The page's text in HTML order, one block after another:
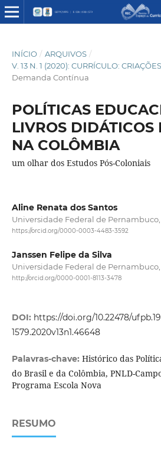
INÍCIO / ARQUIVOS /
V. 13 N. 1 (2020): CURRÍCULO:
Demanda Contínua
POLÍTICAS
LIVROS DIDÁTICOS
NA COLÔMBIA
um olhar dos Estudos Pós-Coloniais
Aline Renata dos Santos
Universidade Federal de Pernambuco,
https://orcid.org/0000-0003-4483-3592
Janssen Felipe da Silva
Universidade Federal de Pernambuco,
http://orcid.org/0000-0001-8113-3478
DOI: https://doi.org/10.22478/
1579.2020v13n1.46648
Palavras-chave: Histórico das
do Brasil e da Colômbia, PNLD-
Programa Escola Nova
RESUMO